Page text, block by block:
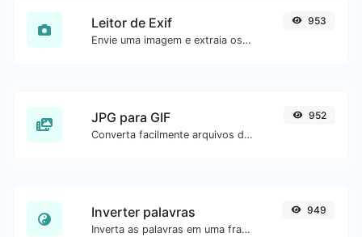
Leitor de Exif
Envie uma imagem e extraia os dados.
953
JPG para GIF
Converta facilmente arquivos de imagem JPG para GIF.
952
Inverter palavras
Inverta as palavras em uma frase ou parágrafo com facilidade.
949